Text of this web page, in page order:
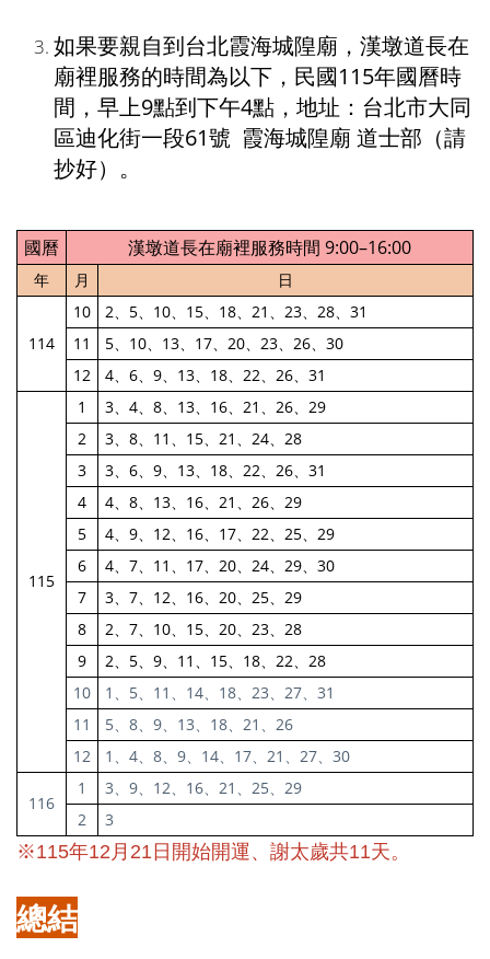
如果要親自到台北霞海城隍廟，漢墩道長在
廟裡服務的時間為以下，民國115年國曆時
間，早上9點到下午4點，地址：台北市大同
區迪化街一段61號  霞海城隍廟 道士部（請
抄好）。
國曆 漢墩道長在廟裡服務時間 9:00–16:00
年 月 日
114
10
2、5、10、15、18、21、23、28、31
11
5、10、13、17、20、23、26、30
12
4、6、9、13、18、22、26、31
115
1
3、4、8、13、16、21、26、29
2
3、8、11、15、21、24、28
3
3、6、9、13、18、22、26、31
4
4、8、13、16、21、26、29
5
4、9、12、16、17、22、25、29
6
4、7、11、17、20、24、29、30
7
3、7、12、16、20、25、29
8
2、7、10、15、20、23、28
9
2、5、9、11、15、18、22、28
10
1、5、11、14、18、23、27、31
11
5、8、9、13、18、21、26
12
1、4、8、9、14、17、21、27、30
116
1
3、9、12、16、21、25、29
2
3
※115年12月21日開始開運、謝太歲共11天。
總結